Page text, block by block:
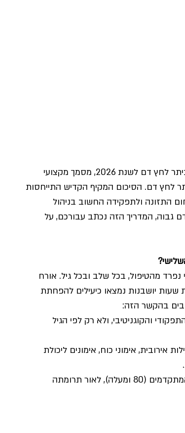
השבוע פורסמו ההנחיות הישראליות המעודכנות לטיפול ביתר לחץ דם לשנת 2026, מסמך מקצועי
לחץ דם. הסיכום המקיף הקדיש התייחסות
התזונה ולתפקידה החשוב בניהול
המדריך הזה נכתב עבורכם, על
מהטיפול, בכל שלב ובכל גיל. אורח
שעות יושבנות נמצאו כיעילים להפחתת
בהקשר הזה:
והקוגניטיבי, ולא רק לפי הגיל
אירובית, אימוני כוח, אימונים ליכולת
פעילות גופנית קבוצתית מומלצת במיוחד בגילאים המתקדמים (80 ומעלה), לאור תרומתה